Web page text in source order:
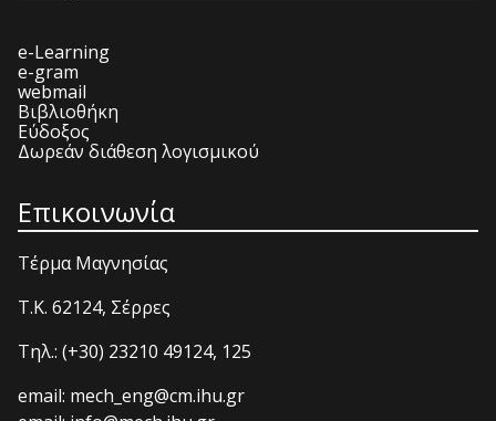
e-Learning
e-gram
webmail
Βιβλιοθήκη
Εύδοξος
Δωρεάν διάθεση λογισμικού
Επικοινωνία
Τέρμα Μαγνησίας
T.K. 62124, Σέρρες
Τηλ.: (+30) 23210 49124, 125
email: mech_eng@cm.ihu.gr